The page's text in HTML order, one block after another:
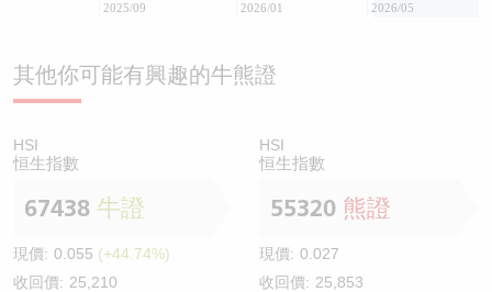
2025/09 2026/01 2026/05
其他你可能有興趣的牛熊證
HSI
恒生指數
67438 牛證
現價: 0.055 (+44.74%)
收回價: 25,210
HSI
恒生指數
55320 熊證
現價: 0.027
收回價: 25,853